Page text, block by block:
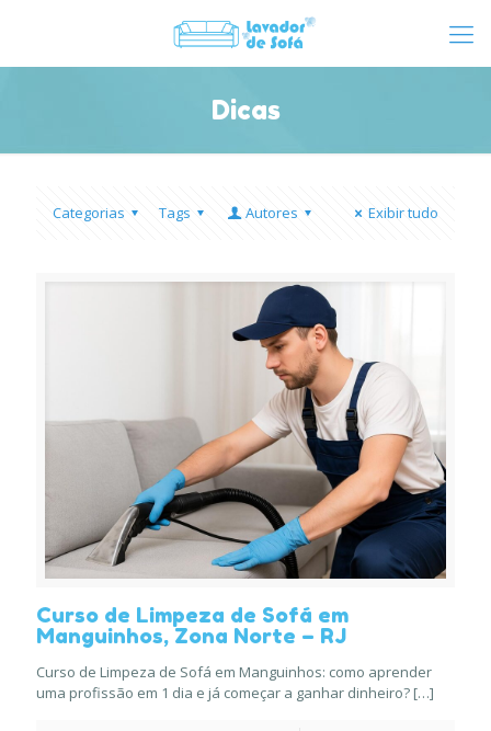
Dicas
Categorias Tags Autores Exibir tudo
Curso de Limpeza de Sofá em
Manguinhos, Zona Norte – RJ
Curso de Limpeza de Sofá em Manguinhos: como aprender
uma profissão em 1 dia e já começar a ganhar dinheiro? […]